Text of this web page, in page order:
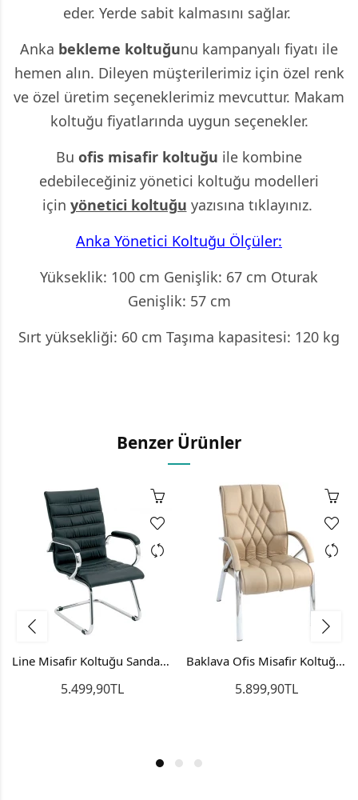
eder. Yerde sabit kalmasını sağlar.
Anka bekleme koltuğunu kampanyalı fiyatı ile
hemen alın. Dileyen müşterilerimiz için özel renk
ve özel üretim seçeneklerimiz mevcuttur. Makam
koltuğu fiyatlarında uygun seçenekler.
Bu ofis misafir koltuğu ile kombine
edebileceğiniz yönetici koltuğu modelleri
için yönetici koltuğu yazısına tıklayınız.
Anka Yönetici Koltuğu Ölçüler:
Yükseklik: 100 cm Genişlik: 67 cm Oturak
Genişlik: 57 cm
Sırt yüksekliği: 60 cm Taşıma kapasitesi: 120 kg
Benzer Ürünler
Line Misafir Koltuğu Sandalyesi Bekleme Koltuğu
5.499,90TL
Baklava Ofis Misafir Koltuğu Bekleme Sandalyesi
5.899,90TL